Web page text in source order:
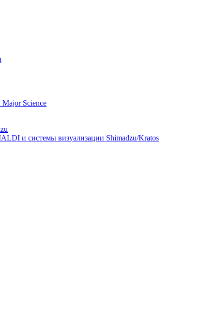
Major Science
и системы визуализации Shimadzu/Kratos